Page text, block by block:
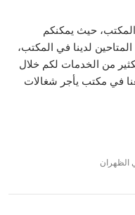
المكتب، حيث يمكنكم
لدينا في المكتب،
من الخدمات لكم خلال
في مكتب يأجر شغالات
الظهران